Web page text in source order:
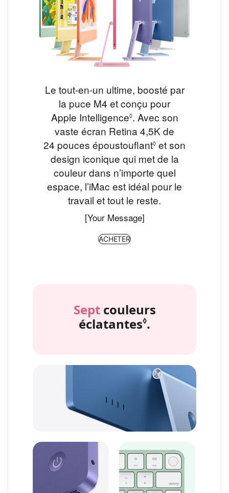
Le tout‑en‑un ultime, boosté par
la puce M4 et conçu pour
Apple Intelligence◊. Renvoi aux
Avec son
vaste écran Retina 4,5K de
24 pouces époustouflant◊ Renvoi aux
et son
design iconique qui met de la
couleur dans n’importe quel
espace, l’iMac est idéal pour le
travail et tout le reste.
[Your Message]
ACHETER
Septcouleurs
éclatantes◊.